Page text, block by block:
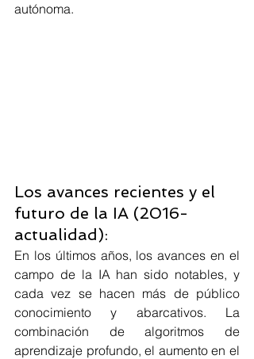
autónoma.
Los avances recientes y el
futuro de la IA (2016-
actualidad):
En los últimos años, los avances en el
campo de la IA han sido notables, y
cada vez se hacen más de público
conocimiento y abarcativos. La
combinación de algoritmos de
aprendizaje profundo, el aumento en el